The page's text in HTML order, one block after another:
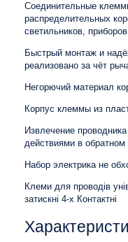
Соединительные
распределительных
светильников,
Быстрый монтаж и
реализовано за чёт
Негорючий материал
Корпус клеммы из
Извлечение
действиями в обратном
Набор электрика не
Клеми для проводів
затискні 4-х Контактні